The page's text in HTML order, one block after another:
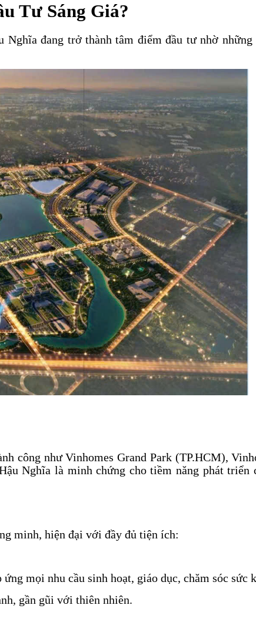
Tư Sáng Giá?
Nghĩa đang trở thành tâm điểm đầu tư nhờ
công như Vinhomes Grand Park (TP.HCM),
Nghĩa là minh chứng cho tiềm năng phát triển
minh, hiện đại với đầy đủ tiện ích:
mọi nhu cầu sinh hoạt, giáo dục, chăm sóc sức
gần gũi với thiên nhiên.